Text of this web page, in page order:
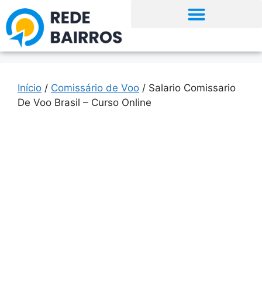
Início / Comissário de Voo / Salario Comissario
De Voo Brasil – Curso Online